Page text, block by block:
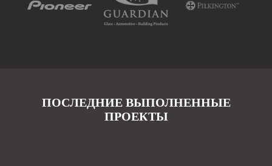
ПОСЛЕДНИЕ ВЫПОЛНЕННЫЕ
ПРОЕКТЫ